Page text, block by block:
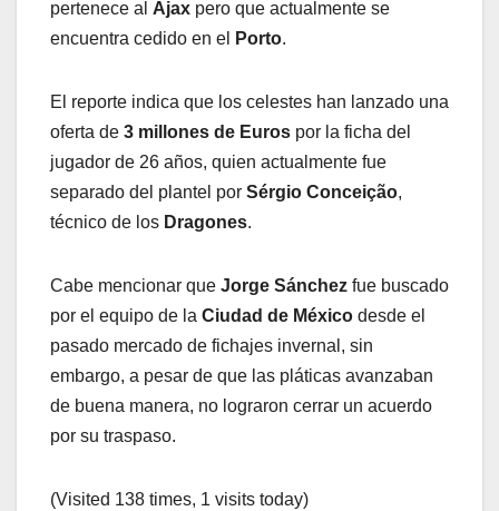
pertenece al Ajax pero que actualmente se
encuentra cedido en el
Porto.
El reporte indica que los celestes han lanzado una
oferta de 3 millones de Euros por la ficha del
jugador de 26 años, quien actualmente fue
separado del plantel por Sérgio Conceição,
técnico de los Dragones.
Cabe mencionar que Jorge Sánchez fue buscado
por el equipo de la Ciudad de México desde el
pasado mercado de fichajes invernal, sin
embargo, a pesar de que las pláticas avanzaban
de buena manera, no lograron cerrar un acuerdo
por su traspaso.
(Visited 138 times, 1 visits today)